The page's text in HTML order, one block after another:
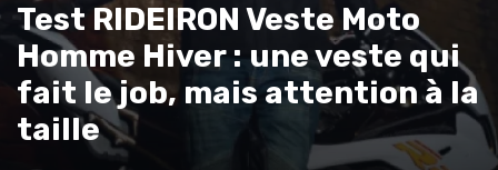
Test RIDEIRON Veste Moto
Homme Hiver : une veste qui
fait le job, mais attention à la
taille